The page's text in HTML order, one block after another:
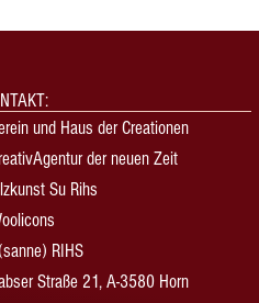
und Haus der Creationen
der neuen Zeit
Su Rihs
RIHS
Straße 21, A-3580 Horn